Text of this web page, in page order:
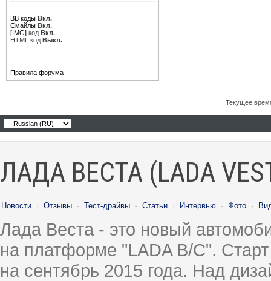
BB коды Вкл.
Смайлы Вкл.
[IMG] код Вкл.
HTML код Выкл.
Правила форума
Текущее
ЛАДА ВЕСТА (LADA
Новости · Отзывы · Тест-драйвы · Статьи · Интервью · Фото ·
Лада Веста - это новый
на платформе "LADA B/C".
на сентябрь 2015 года. Над